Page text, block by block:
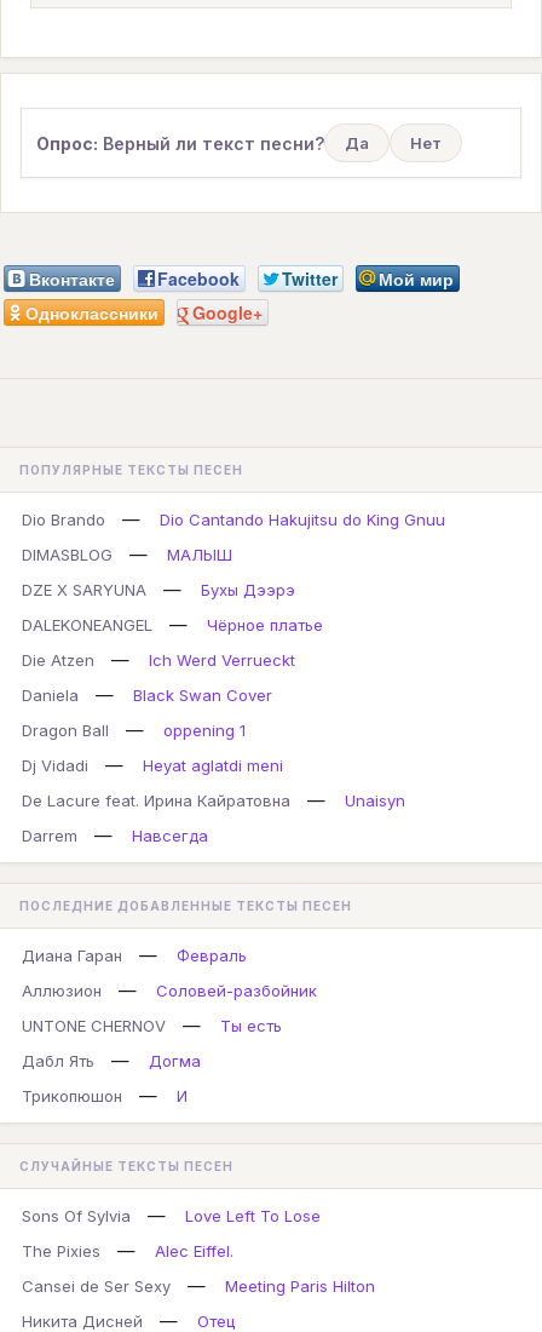
Опрос: Верный ли текст песни? Да Нет
Вконтакте Facebook Twitter
Мой мир
Одноклассники
Google+
ПОПУЛЯРНЫЕ ТЕКСТЫ ПЕСЕН
Dio Brando —
Dio Cantando Hakujitsu do King Gnuu
DIMASBLOG
—
МАЛЫШ
DZE X SARYUNA
—
Бухы Дээрэ
DALEKONEANGEL
—
Чёрное платье
Die Atzen
—
Ich Werd Verrueckt
Daniela
—
Black Swan Cover
Dragon Ball
—
oppening 1
Dj Vidadi
—
Heyat aglatdi meni
De Lacure feat. Ирина Кайратовна
—
Unaisyn
Darrem
— Навсегда
ПОСЛЕДНИЕ ДОБАВЛЕННЫЕ ТЕКСТЫ ПЕСЕН
Диана Гаран —
Февраль
Аллюзион
—
Соловей-разбойник
UNTONE CHERNOV
—
Ты есть
Дабл Ять
—
Догма
Трикопюшон
— И
СЛУЧАЙНЫЕ ТЕКСТЫ ПЕСЕН
Sons Of Sylvia —
Love Left To Lose
The Pixies
—
Alec Eiffel.
Cansei de Ser Sexy
—
Meeting Paris Hilton
Никита Дисней
— Отец